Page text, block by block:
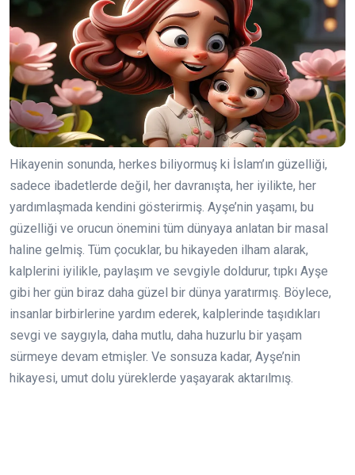
Hikayenin sonunda, herkes biliyormuş ki İslam’ın güzelliği,
sadece ibadetlerde değil, her davranışta, her iyilikte, her
yardımlaşmada kendini gösterirmiş. Ayşe’nin yaşamı, bu
güzelliği ve orucun önemini tüm dünyaya anlatan bir masal
haline gelmiş. Tüm çocuklar, bu hikayeden ilham alarak,
kalplerini iyilikle, paylaşım ve sevgiyle doldurur, tıpkı Ayşe
gibi her gün biraz daha güzel bir dünya yaratırmış. Böylece,
insanlar birbirlerine yardım ederek, kalplerinde taşıdıkları
sevgi ve saygıyla, daha mutlu, daha huzurlu bir yaşam
sürmeye devam etmişler. Ve sonsuza kadar, Ayşe’nin
hikayesi, umut dolu yüreklerde yaşayarak aktarılmış.